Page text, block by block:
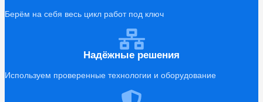
Берём на себя весь цикл работ под ключ
Надёжные решения
Используем проверенные технологии и оборудование